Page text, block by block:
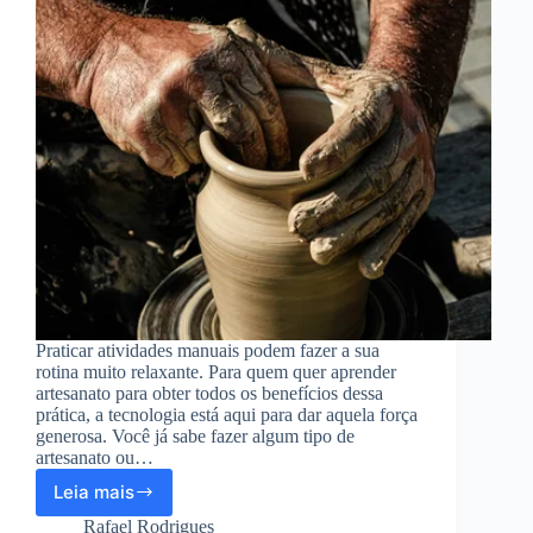
Praticar atividades manuais podem fazer a sua
rotina muito relaxante. Para quem quer aprender
artesanato para obter todos os benefícios dessa
prática, a tecnologia está aqui para dar aquela força
generosa. Você já sabe fazer algum tipo de
artesanato ou…
Leia maisAplicativo
para
Rafael Rodrigues